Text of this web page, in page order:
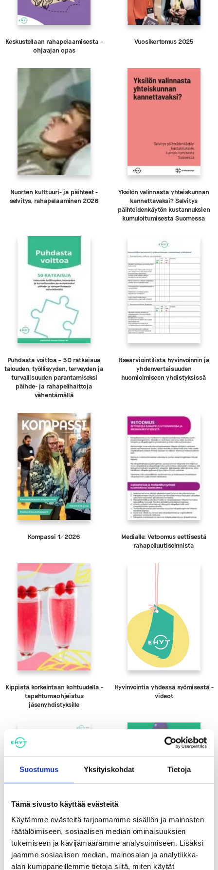
Suostumus Yksityiskohdat Tietoja
Tämä sivusto käyttää evästeitä
Käytämme evästeitä tarjoamamme sisällön ja mainosten
räätälöimiseen, sosiaalisen median ominaisuuksien
tukemiseen ja kävijämäärämme analysoimiseen. Lisäksi
jaamme sosiaalisen median, mainosalan ja analytiikka-
alan kumppaneillemme tietoja siitä, miten käytät
Keskustellaan rahapelaamisesta –
ohjaajan opas
Vuosikertomus 2025
Nuorten kulttuuri- ja päihteet -
selvitys, rahapelaaminen 2026
Yksilön valinnasta yhteiskunnan
kannettavaksi? Selvitys
päihteidenkäytön kustannuksien
kumuloitumisesta Suomessa
Puhdasta voittoa – 50 ratkaisua
talouden, työllisyyden, terveyden ja
turvallisuuden parantamiseksi
päihde- ja rahapelihaittoja
vähentämällä
Itsearviointilista hyvinvoinnin ja
yhdenvertaisuuden
huomioimiseen yhdistyksissä
Kompassi 1/2026
Medialle: Vetoomus eettisestä
rahapeliuutisoinnista
Kippistä korkeintaan kohtuudella -
tapahtumaohjeistus
jäsenyhdistyksille
Hyvinvointia yhdessä syömisestä -
videot
Totta vai tarua -
Energiajuomaväittämät
Hakematta paras -keskustelukortti
alkoholin välittämisestä
alaikäisille